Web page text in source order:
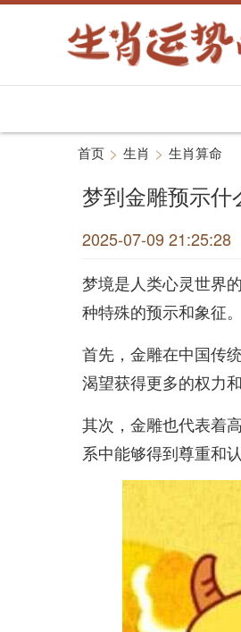
首页 > 生肖 > 生肖算命
梦到金雕预示什
2025-07-09
梦境是人类心灵世界
种特殊的预示和象征
首先，金雕在中国传
渴望获得更多的权力
其次，金雕也代表着
系中能够得到尊重和